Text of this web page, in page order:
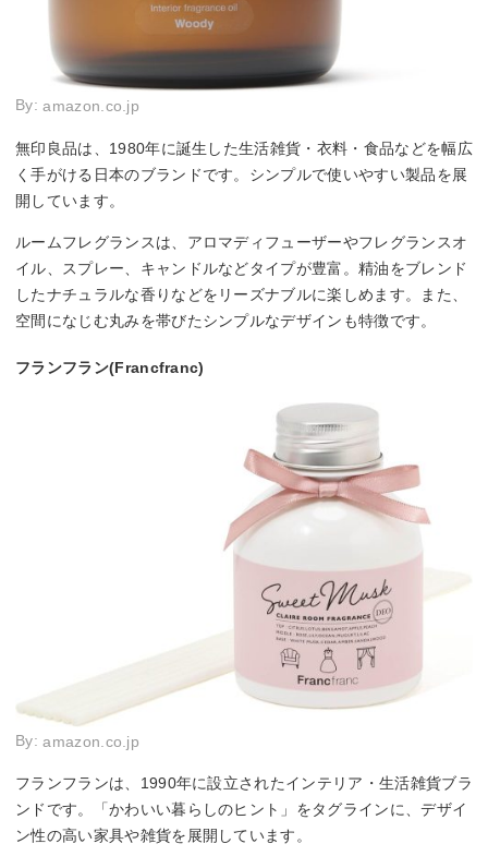
By:amazon.co.jp
無印良品は、1980年に誕生した生活雑貨・衣料・食品などを幅広
く手がける日本のブランドです。シンプルで使いやすい製品を展
開しています。
ルームフレグランスは、アロマディフューザーやフレグランスオ
イル、スプレー、キャンドルなどタイプが豊富。精油をブレンド
したナチュラルな香りなどをリーズナブルに楽しめます。また、
空間になじむ丸みを帯びたシンプルなデザインも特徴です。
フランフラン(Francfranc)
By:amazon.co.jp
フランフランは、1990年に設立されたインテリア・生活雑貨ブラ
ンドです。「かわいい暮らしのヒント」をタグラインに、デザイ
ン性の高い家具や雑貨を展開しています。